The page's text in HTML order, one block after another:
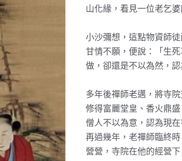
山化緣，看見一位老乞
小沙彌想，這點物資師
甘情不願，便說：「生
做，卻還是不以為然，
多年後禪師老邁，將寺
修得富麗堂皇、香火鼎
僧人不以為意，認為現
再過幾年，老禪師臨終
營營，寺院在他的經營下